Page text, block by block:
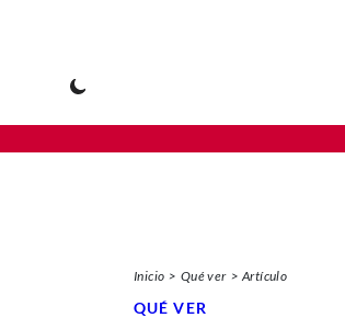
Inicio Qué ver Artículo
QUÉ VER